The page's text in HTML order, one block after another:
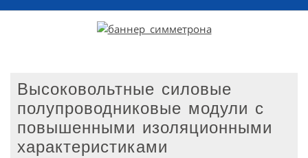
Высоковольтные силовые
полупроводниковые модули с
повышенными изоляционными
характеристиками